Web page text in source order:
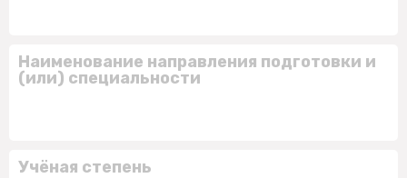
Наименование направления подготовки и
(или) специальности
Учёная степень